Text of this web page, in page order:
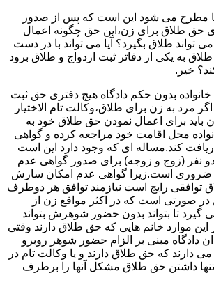
مطرح می شود این است که پس از صدور
حق طلاق برای زن،این حق چگونه اعمال
طلاق بگیرد؟ آیا می تواند با در دست
به یکی از دفاتر ثبت ازدواج و طلاق برود
خیر.
بدون حکم دادگاه هیچ دفتری حق ثبت
مرد به زن برای طلاق،وکالت تام الاختیار
باید برای اعمال نمودن حق طلاق خود به
محل اقامت خود مراجعه کرده و گواهی
کند.مساله ای که وجود دارد این است
نفر (زوج و زوجه) برای صدور گواهی عدم
ضروری است.زیرا گواهی عدم امکان سازش
توافقی رایج است نیازمند توافق هر دوطرف
صورتی است که در اکثر مواقع زن از
تا بتواند بدون حضور شوهرش بتواند
این موارد خانم هایی که حق طلاق دارند وقتی
دادگاه مبنی بر الزام حضور شوهر روبرو
دارند که حق طلاق دارند و یا وکالت تام در
داشتن حق طلاق مشکل آنها را برطرف